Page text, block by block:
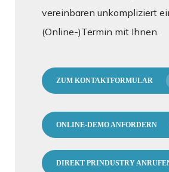
vereinbaren unkompliziert
(Online-)Termin mit Ihnen.
ZUM KONTAKTFORMULAR
ONLINE-DEMO ANFORDERN
DIREKT PRINDUSTRY